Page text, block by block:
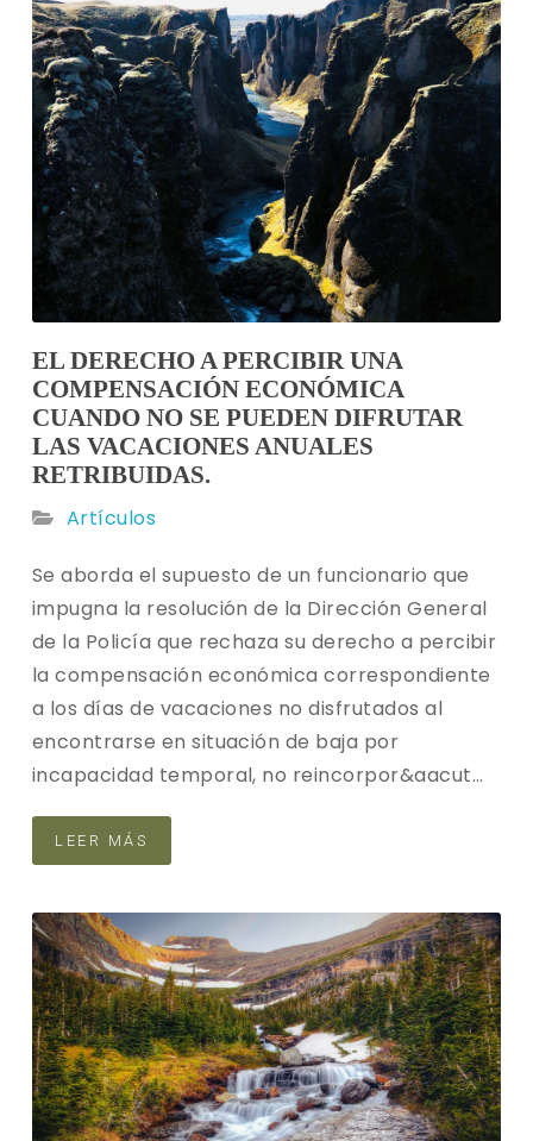
EL DERECHO A PERCIBIR UNA
COMPENSACIÓN ECONÓMICA
CUANDO NO SE PUEDEN DIFRUTAR
LAS VACACIONES ANUALES
RETRIBUIDAS.
Artículos
Se aborda el supuesto de un funcionario que
impugna la resolución de la Dirección General
de la Policía que rechaza su derecho a percibir
la compensación económica correspondiente
a los días de vacaciones no disfrutados al
encontrarse en situación de baja por
incapacidad temporal, no reincorpor&aacut…
LEER MÁS